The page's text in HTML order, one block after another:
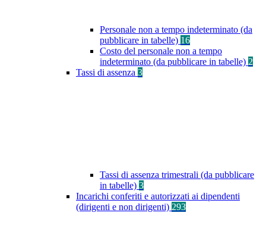
Personale non a tempo indeterminato (da
pubblicare in tabelle) 16
Costo del personale non a tempo
indeterminato (da pubblicare in tabelle) 2
Tassi di assenza 3
Tassi di assenza trimestrali (da pubblicare
in tabelle) 3
Incarichi conferiti e autorizzati ai dipendenti
(dirigenti e non dirigenti) 293